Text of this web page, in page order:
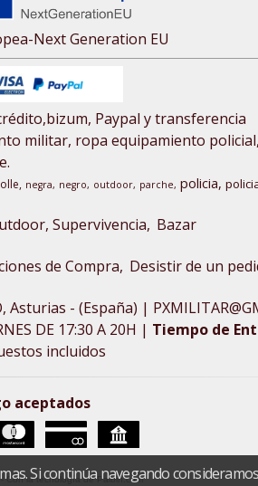
Next Generation EU
Paypal y transferencia
militar, ropa equipamiento
negra negro outdoor parche policia
Supervivencia Bazar
de Compra Desistir de un
Asturias - (España) |
DE 17:30 A 20H | Tiempo de
incluidos
aceptados
Con la tecnología de Palbin.com
Si continúa navegando